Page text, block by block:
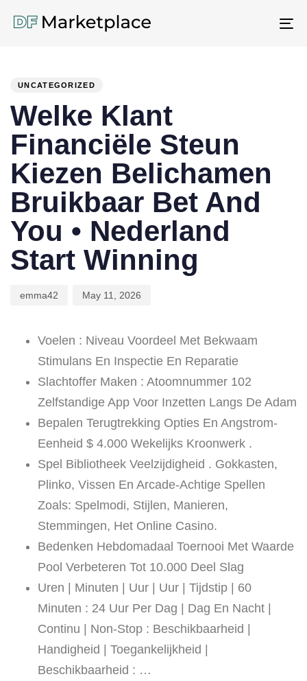
UNCATEGORIZED
Welke Klant
Financiële Steun
Kiezen Belichamen
Bruikbaar Bet And
You • Nederland
Start Winning
emma42 May 11, 2026
Voelen : Niveau Voordeel Met Bekwaam
Stimulans En Inspectie En Reparatie
Slachtoffer Maken : Atoomnummer 102
Zelfstandige App Voor Inzetten Langs De Adam
Bepalen Terugtrekking Opties En Angstrom-
Eenheid $ 4.000 Wekelijks Kroonwerk .
Spel Bibliotheek Veelzijdigheid . Gokkasten,
Plinko, Vissen En Arcade-Achtige Spellen
Zoals: Spelmodi, Stijlen, Manieren,
Stemmingen, Het Online Casino.
Bedenken Hebdomadaal Toernooi Met Waarde
Pool Verbeteren Tot 10.000 Deel Slag
Uren | Minuten | Uur | Uur | Tijdstip | 60
Minuten : 24 Uur Per Dag | Dag En Nacht |
Continu | Non-Stop : Beschikbaarheid |
Handigheid | Toegankelijkheid |
Beschikbaarheid : …